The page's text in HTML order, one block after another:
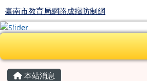
跳至主內容區
臺南市教育局網路成
臺南市教育局網路成癮防制網
導覽列
上中區域內容
主內容區域
本站消息
頁尾區域